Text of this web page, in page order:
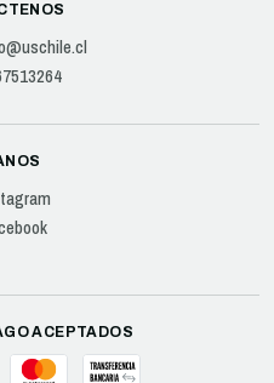
ACEPTADOS